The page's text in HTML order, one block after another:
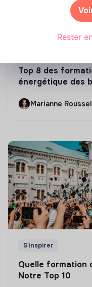
Top 8 des
énergétique des
Marianne Roussel
S'inspirer
Quelle formation
Notre Top 10
Rester